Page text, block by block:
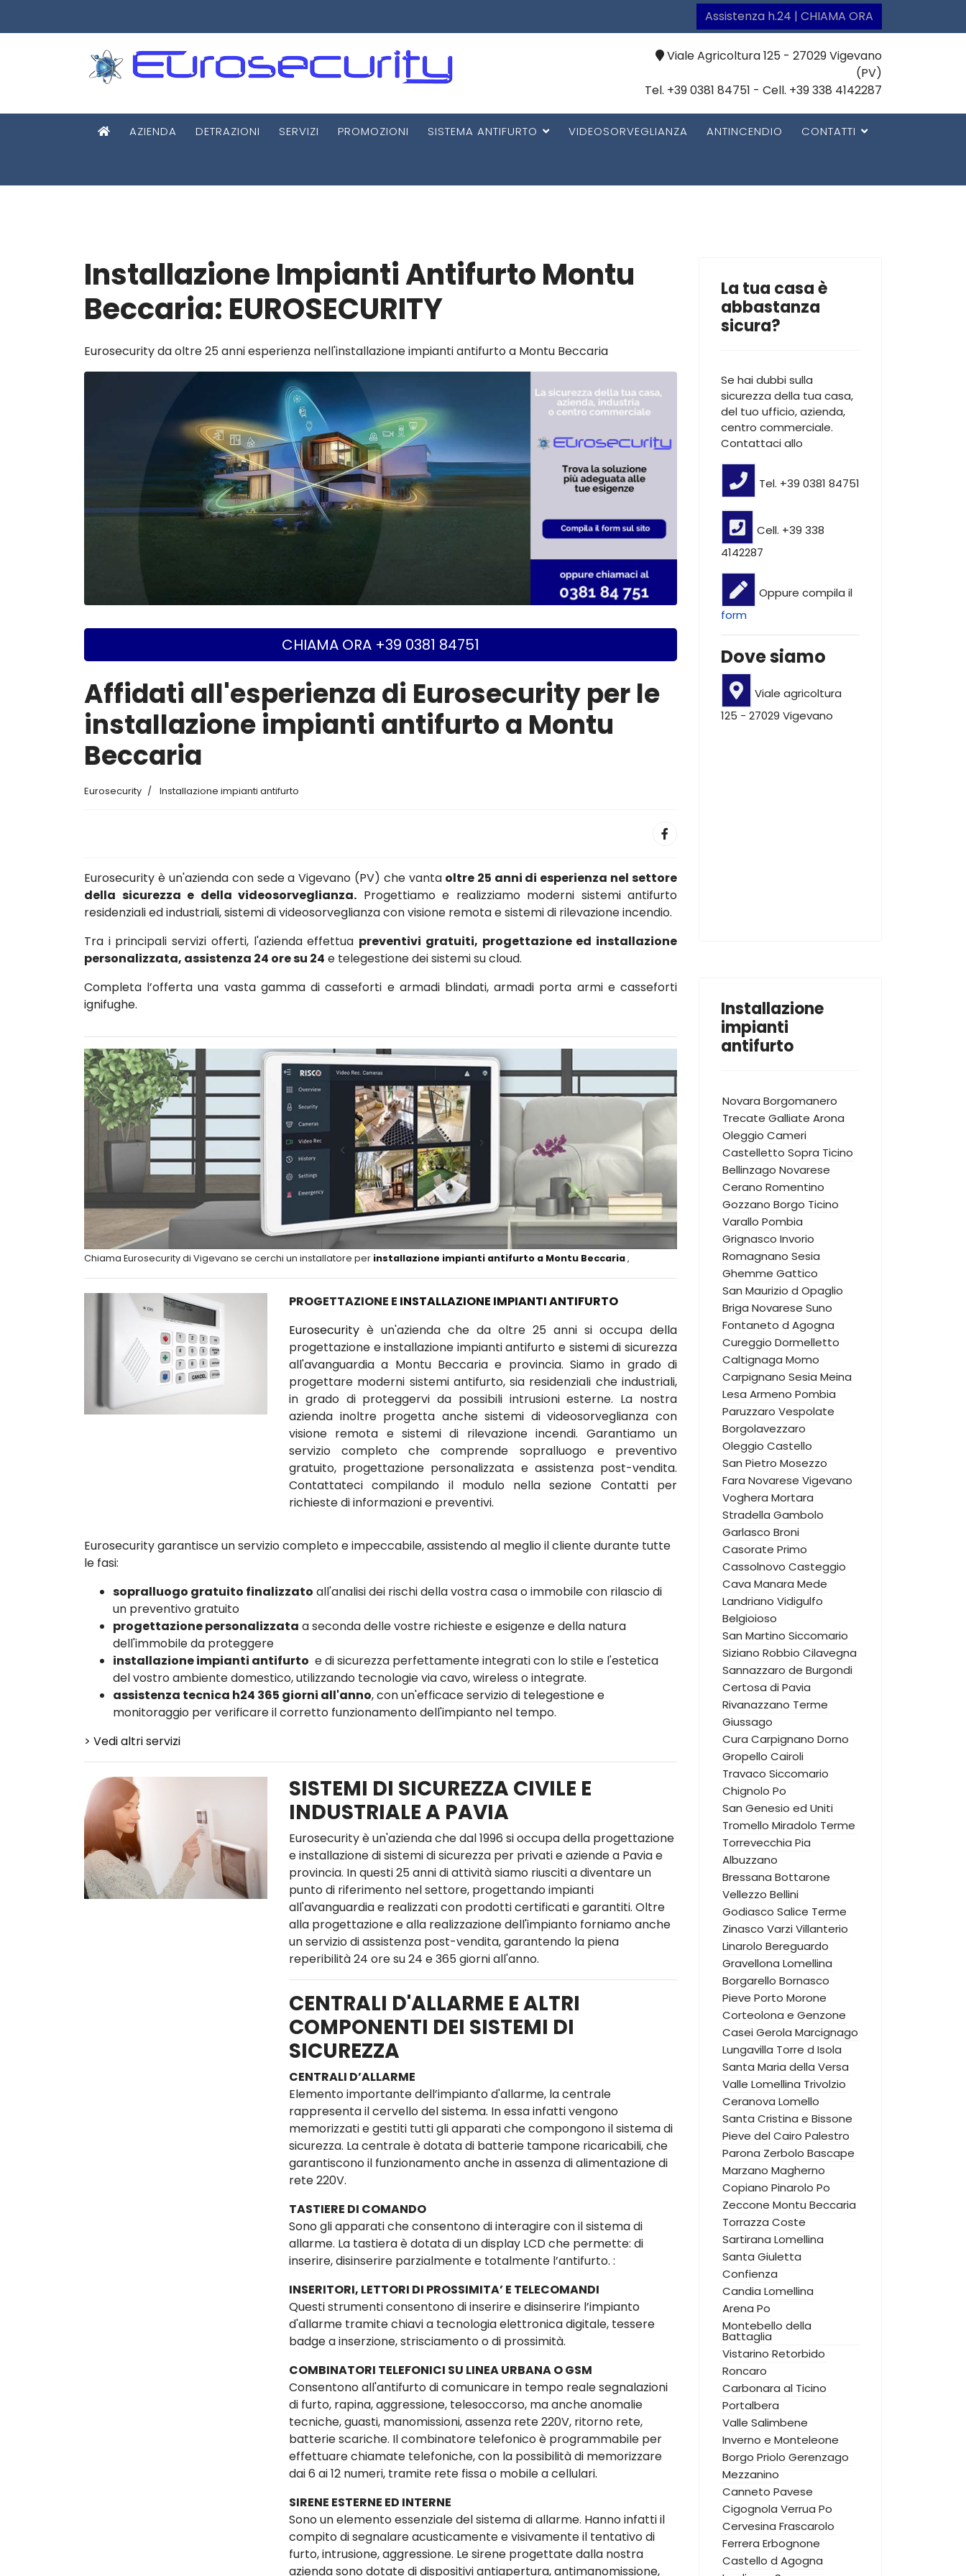
Assistenza h.24 | CHIAMA ORA
Viale Agricoltura 125 - 27029 Vigevano
(PV)
Tel. +39 0381 84751 - Cell. +39 338 4142287
AZIENDA DETRAZIONI SERVIZI PROMOZIONI SISTEMA ANTIFURTO VIDEOSORVEGLIANZA ANTINCENDIO CONTATTI
Installazione Impianti Antifurto Montu
Beccaria: EUROSECURITY
Eurosecurity da oltre 25 anni esperienza nell'installazione impianti antifurto a Montu Beccaria
CHIAMA ORA +39 0381 84751
Affidati all'esperienza di Eurosecurity per le
installazione impianti antifurto a Montu
Beccaria
Eurosecurity Installazione impianti antifurto
Eurosecurity è un'azienda con sede a Vigevano (PV) che vantaoltre 25 anni di esperienza nel settore
della sicurezza e della videosorveglianza. Progettiamo e realizziamo moderni sistemi antifurto
residenziali ed industriali, sistemi di videosorveglianza con visione remota e sistemi di rilevazione incendio.
Tra i principali servizi offerti, l'azienda effettua preventivi gratuiti, progettazione ed installazione
personalizzata, assistenza 24 ore su 24 e telegestione dei sistemi su cloud.
Completa l’offerta una vasta gamma di casseforti e armadi blindati, armadi porta armi e casseforti
ignifughe.
Chiama Eurosecurity di Vigevano se cerchi un installatore per installazione impianti antifurto a Montu Beccaria,
PROGETTAZIONE E INSTALLAZIONE IMPIANTI ANTIFURTO
Eurosecurity è un'azienda che da oltre 25 anni si occupa della
progettazione e installazione impianti antifurto e sistemi di sicurezza
all'avanguardia a Montu Beccaria e provincia. Siamo in grado di
progettare moderni sistemi antifurto, sia residenziali che industriali,
in grado di proteggervi da possibili intrusioni esterne. La nostra
azienda inoltre progetta anche sistemi di videosorveglianza con
visione remota e sistemi di rilevazione incendi. Garantiamo un
servizio completo che comprende sopralluogo e preventivo
gratuito, progettazione personalizzata e assistenza post-vendita.
Contattateci compilando il modulo nella sezione Contatti per
richieste di informazioni e preventivi.
Eurosecurity garantisce un servizio completo e impeccabile, assistendo al meglio il cliente durante tutte
le fasi:
sopralluogo gratuito finalizzato all'analisi dei rischi della vostra casa o immobile con rilascio di
un preventivo gratuito
progettazione personalizzata a seconda delle vostre richieste e esigenze e della natura
dell'immobile da proteggere
installazione impianti antifurto e di sicurezza perfettamente integrati con lo stile e l'estetica
del vostro ambiente domestico, utilizzando tecnologie via cavo, wireless o integrate.
assistenza tecnica h24 365 giorni all'anno, con un'efficace servizio di telegestione e
monitoraggio per verificare il corretto funzionamento dell'impianto nel tempo.
> Vedi altri servizi
SISTEMI DI SICUREZZA CIVILE E
INDUSTRIALE A PAVIA
Eurosecurity è un'azienda che dal 1996 si occupa della progettazione
e installazione di sistemi di sicurezza per privati e aziende a Pavia e
provincia. In questi 25 anni di attività siamo riusciti a diventare un
punto di riferimento nel settore, progettando impianti
all'avanguardia e realizzati con prodotti certificati e garantiti. Oltre
alla progettazione e alla realizzazione dell'impianto forniamo anche
un servizio di assistenza post-vendita, garantendo la piena
reperibilità 24 ore su 24 e 365 giorni all'anno.
CENTRALI D'ALLARME E ALTRI
COMPONENTI DEI SISTEMI DI
SICUREZZA
CENTRALI D’ALLARME
Elemento importante dell’impianto d'allarme, la centrale
rappresenta il cervello del sistema. In essa infatti vengono
memorizzati e gestiti tutti gli apparati che compongono il sistema di
sicurezza. La centrale è dotata di batterie tampone ricaricabili, che
garantiscono il funzionamento anche in assenza di alimentazione di
rete 220V.
TASTIERE DI COMANDO
Sono gli apparati che consentono di interagire con il sistema di
allarme. La tastiera è dotata di un display LCD che permette: di
inserire, disinserire parzialmente e totalmente l’antifurto. :
INSERITORI, LETTORI DI PROSSIMITA’ E TELECOMANDI
Questi strumenti consentono di inserire e disinserire l’impianto
d'allarme tramite chiavi a tecnologia elettronica digitale, tessere
badge a inserzione, strisciamento o di prossimità.
COMBINATORI TELEFONICI SU LINEA URBANA O GSM
Consentono all'antifurto di comunicare in tempo reale segnalazioni
di furto, rapina, aggressione, telesoccorso, ma anche anomalie
tecniche, guasti, manomissioni, assenza rete 220V, ritorno rete,
batterie scariche. Il combinatore telefonico è programmabile per
effettuare chiamate telefoniche, con la possibilità di memorizzare
dai 6 ai 12 numeri, tramite rete fissa o mobile a cellulari.
SIRENE ESTERNE ED INTERNE
Sono un elemento essenziale del sistema di allarme. Hanno infatti il
compito di segnalare acusticamente e visivamente il tentativo di
furto, intrusione, aggressione. Le sirene progettate dalla nostra
azienda sono dotate di dispositivi antiapertura, antimanomissione,
La tua casa è
abbastanza
sicura?
Se hai dubbi sulla
sicurezza della tua casa,
del tuo ufficio, azienda,
centro commerciale.
Contattaci allo
Tel. +39 0381 84751
Cell. +39 338
4142287
Oppure compila il
form
Dove siamo
Viale agricoltura
125 - 27029 Vigevano
Installazione
impianti
antifurto
Novara Borgomanero
Trecate Galliate Arona
Oleggio Cameri
Castelletto Sopra Ticino
Bellinzago Novarese
Cerano Romentino
Gozzano Borgo Ticino
Varallo Pombia
Grignasco Invorio
Romagnano Sesia
Ghemme Gattico
San Maurizio d Opaglio
Briga Novarese Suno
Fontaneto d Agogna
Cureggio Dormelletto
Caltignaga Momo
Carpignano Sesia Meina
Lesa Armeno Pombia
Paruzzaro Vespolate
Borgolavezzaro
Oleggio Castello
San Pietro Mosezzo
Fara Novarese Vigevano
Voghera Mortara
Stradella Gambolo
Garlasco Broni
Casorate Primo
Cassolnovo Casteggio
Cava Manara Mede
Landriano Vidigulfo
Belgioioso
San Martino Siccomario
Siziano Robbio Cilavegna
Sannazzaro de Burgondi
Certosa di Pavia
Rivanazzano Terme
Giussago
Cura Carpignano Dorno
Gropello Cairoli
Travaco Siccomario
Chignolo Po
San Genesio ed Uniti
Tromello Miradolo Terme
Torrevecchia Pia
Albuzzano
Bressana Bottarone
Vellezzo Bellini
Godiasco Salice Terme
Zinasco VarziVillanterio
Linarolo Bereguardo
Gravellona Lomellina
Borgarello Bornasco
Pieve Porto Morone
Corteolona e Genzone
Casei Gerola Marcignago
Lungavilla Torre d Isola
Santa Maria della Versa
Valle Lomellina Trivolzio
Ceranova Lomello
Santa Cristina e Bissone
Pieve del Cairo Palestro
Parona Zerbolo Bascape
Marzano Magherno
Copiano Pinarolo Po
Zeccone Montu Beccaria
Torrazza Coste
Sartirana Lomellina
Santa Giuletta
Confienza
Candia Lomellina
Arena Po
Montebello della
Battaglia
Vistarino Retorbido
Roncaro
Carbonara al Ticino
Portalbera
Valle Salimbene
Inverno e Monteleone
Borgo Priolo Gerenzago
Mezzanino
Canneto Pavese
Cigognola Verrua Po
Cervesina Frascarolo
Ferrera Erbognone
Castello d Agogna